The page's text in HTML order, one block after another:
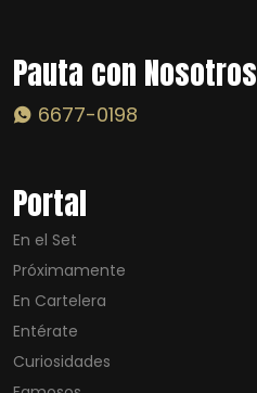
Pauta con Nosotros
6677-0198
Portal
En el Set
Próximamente
En Cartelera
Entérate
Curiosidades